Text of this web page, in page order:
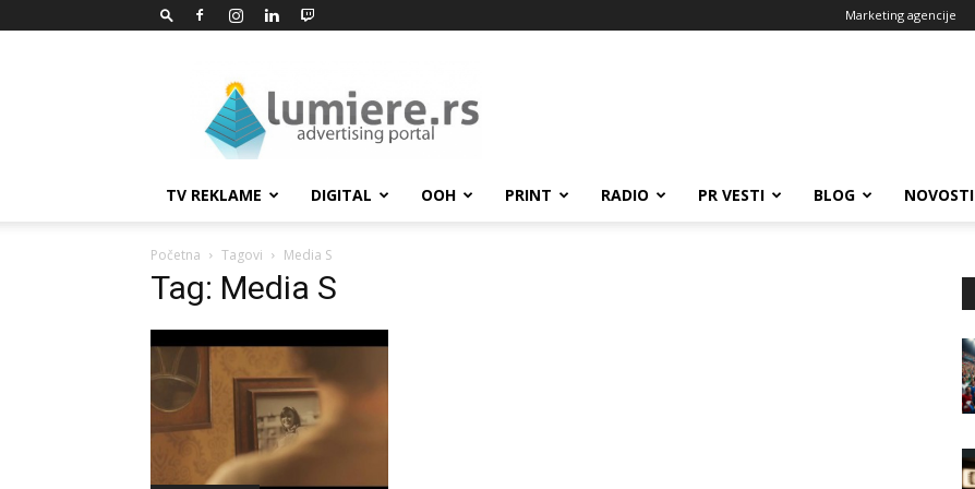
Marketing agencije
TV REKLAME DIGITAL OOH PRINT RADIO PR VESTI BLOG NOVOSTI
Početna Tagovi Media S
Tag: Media S